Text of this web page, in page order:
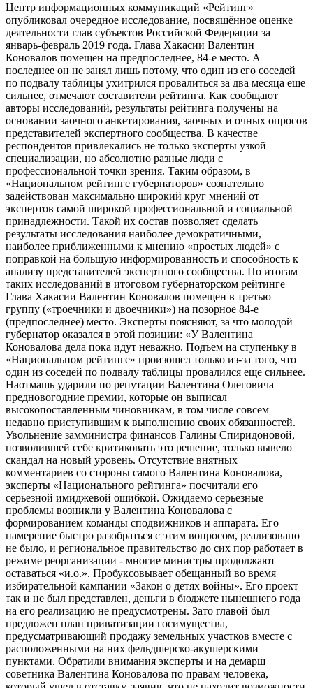
Центр информационных коммуникаций «Рейтинг»
опубликовал очередное исследование, посвящённое оценке
деятельности глав субъектов Российской Федерации за
январь-февраль 2019 года. Глава Хакасии Валентин
Коновалов помещен на предпоследнее, 84-е место. А
последнее он не занял лишь потому, что один из его соседей
по подвалу таблицы ухитрился провалиться за два месяца еще
сильнее, отмечают составители рейтинга. Как сообщают
авторы исследований, результаты рейтинга получены на
основании заочного анкетирования, заочных и очных опросов
представителей экспертного сообщества. В качестве
респондентов привлекались не только эксперты узкой
специализации, но абсолютно разные люди с
профессиональной точки зрения. Таким образом, в
«Национальном рейтинге губернаторов» сознательно
задействован максимально широкий круг мнений от
экспертов самой широкой профессиональной и социальной
принадлежности. Такой их состав позволяет сделать
результаты исследования наиболее демократичными,
наиболее приближенными к мнению «простых людей» с
поправкой на большую информированность и способность к
анализу представителей экспертного сообщества. По итогам
таких исследований в итоговом губернаторском рейтинге
Глава Хакасии Валентин Коновалов помещен в третью
группу («троечники и двоечники») на позорное 84-е
(предпоследнее) место. Эксперты поясняют, за что молодой
губернатор оказался в этой позиции: «У Валентина
Коновалова дела пока идут неважно. Подъем на ступеньку в
«Национальном рейтинге» произошел только из-за того, что
один из соседей по подвалу таблицы провалился еще сильнее.
Наотмашь ударили по репутации Валентина Олеговича
предновогодние премии, которые он выписал
высокопоставленным чиновникам, в том числе совсем
недавно приступившим к выполнению своих обязанностей.
Увольнение замминистра финансов Галины Спиридоновой,
позволившей себе критиковать это решение, только вывело
скандал на новый уровень. Отсутствие внятных
комментариев со стороны самого Валентина Коновалова,
эксперты «Национального рейтинга» посчитали его
серьезной имиджевой ошибкой. Ожидаемо серьезные
проблемы возникли у Валентина Коновалова с
формированием команды сподвижников и аппарата. Его
намерение быстро разобраться с этим вопросом, реализовано
не было, и региональное правительство до сих пор работает в
режиме реорганизации - многие министры продолжают
оставаться «и.о.». Пробуксовывает обещанный во время
избирательной кампании «Закон о детях войны». Его проект
так и не был представлен, деньги в бюджете нынешнего года
на его реализацию не предусмотрены. Зато главой был
предложен план приватизации госимущества,
предусматривающий продажу земельных участков вместе с
расположенными на них фельдшерско-акушерскими
пунктами. Обратили внимания эксперты и на демарш
советника Валентина Коновалова по правам человека,